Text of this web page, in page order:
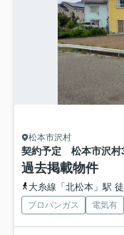
松本市沢村
過去掲載物件
大糸線「北松本」駅
プロパンガス 電気有